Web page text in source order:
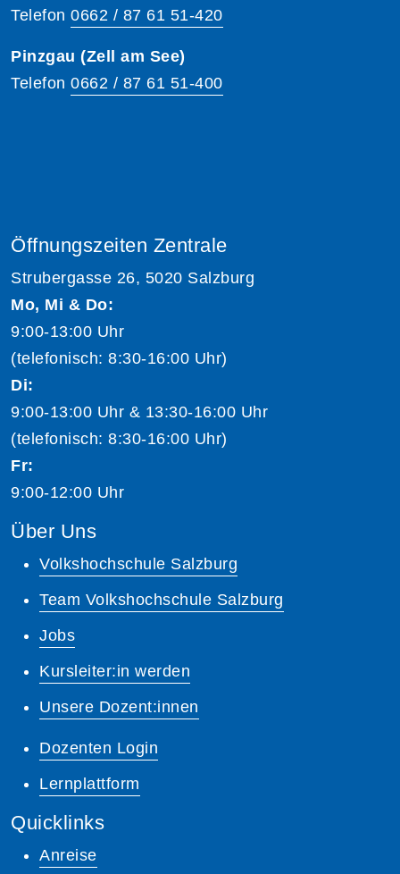
Telefon 0662 / 87 61 51-420
Pinzgau (Zell am See)
Telefon 0662 / 87 61 51-400
Öffnungszeiten Zentrale
Strubergasse 26, 5020 Salzburg
Mo, Mi & Do:
9:00-13:00 Uhr
(telefonisch: 8:30-16:00 Uhr)
Di:
9:00-13:00 Uhr & 13:30-16:00 Uhr
(telefonisch: 8:30-16:00 Uhr)
Fr:
9:00-12:00 Uhr
Über Uns
Volkshochschule Salzburg
Team Volkshochschule Salzburg
Jobs
Kursleiter:in werden
Unsere Dozent:innen
Dozenten Login
Lernplattform
Quicklinks
Anreise